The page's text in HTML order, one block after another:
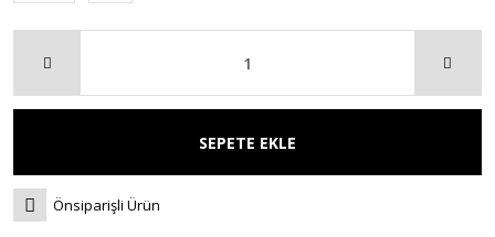
SEPETE EKLE
Önsiparişli Ürün